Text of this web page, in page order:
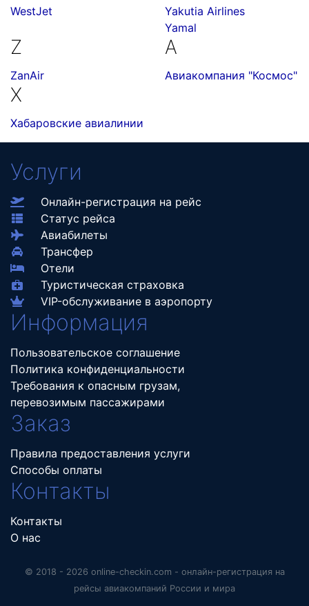
WestJet
Yakutia Airlines
Yamal
Z
ZanAir
А
Авиакомпания "Космос"
Х
Хабаровские авиалинии
Услуги
Онлайн-регистрация на рейс
Статус рейса
Авиабилеты
Трансфер
Отели
Туристическая страховка
VIP-обслуживание в аэропорту
Информация
Пользовательское соглашение
Политика конфиденциальности
Требования к опасным грузам,
перевозимым пассажирами
Заказ
Правила предоставления услуги
Способы оплаты
Контакты
Контакты
О нас
© 2018 - 2026 online-checkin.com - онлайн-регистрация на
рейсы авиакомпаний России и мира